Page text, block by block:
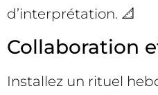
d’interprétation. 📐
Collaboration
Installez un rituel